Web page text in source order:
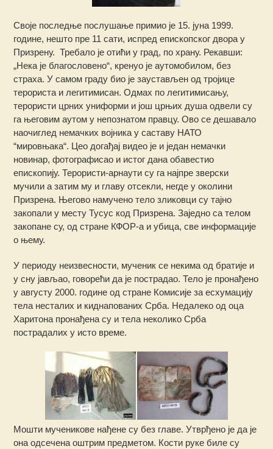
Своје последње послушање примио је 15. јуна 1999.
године, нешто пре 11 сати, испред епископског двора у
Призрену. Требало је отићи у град, по храну. Рекавши:
„Нека је благословено“, кренуо је аутомобилом, без
страха. У самом граду био је заустављен од тројице
терориста и легитимисан. Одмах по легитимисању,
терористи црних униформи и још црњих душа одвели су
га његовим аутом у непознатом правцу. Ово се дешавало
наочиглед немачких војника у саставу НАТО
“мировњака“. Цео догађај видео је и један немачки
новинар, фотографисао и истог дана обавестио
епископију. Терористи-арнаути су га најпре зверски
мучили а затим му и главу отсекли, негде у околини
Призрена. Његово намучено тело зликовци су тајно
закопали у месту Тусус код Призрена. Заједно са телом
закопане су, од стране КФОР-а и убица, све информације
о њему.
У периоду неизвесности, мученик се некима од братије и
у сну јављао, говорећи да је пострадао. Тело је пронађено
у августу 2000. године од стране Комисије за есхумацију
тела несталих и киднапованих Срба. Недалеко од оца
Харитона пронађена су и тела неколико Срба
пострадалих у исто време.
Мошти мученикове нађене су без главе. Утврђено је да је
она одсечена оштрим предметом. Кости руке биле су